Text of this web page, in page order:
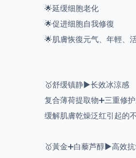
🌟延缓细胞老化
🌟促进细胞自我修復
🌟肌膚恢復元气、年輕、
🥇舒缓镇静▶️长效冰涼感
复合薄荷提取物➕三重修
缓解肌膚乾燥泛红引起的
🥇黃金➕白藜芦醇▶️高效